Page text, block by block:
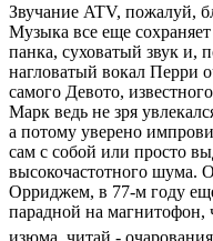
Звучание ATV, пожалуй,
Музыка все еще сохраняет
панка, суховатый звук и,
нагловатый вокал Перри
самого Девото,
Марк ведь не зря
а потому уверено
сам с собой или просто
высокочастотного шума.
Орриджем, в 77-м году
парадной на магнитофон,
изюма, читай - очарования.